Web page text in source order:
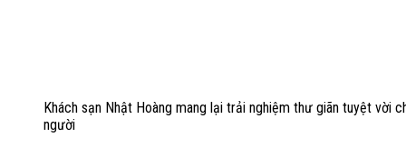
Khách sạn Nhật Hoàng mang lại trải nghiệm thư giãn tuyệt vời
người